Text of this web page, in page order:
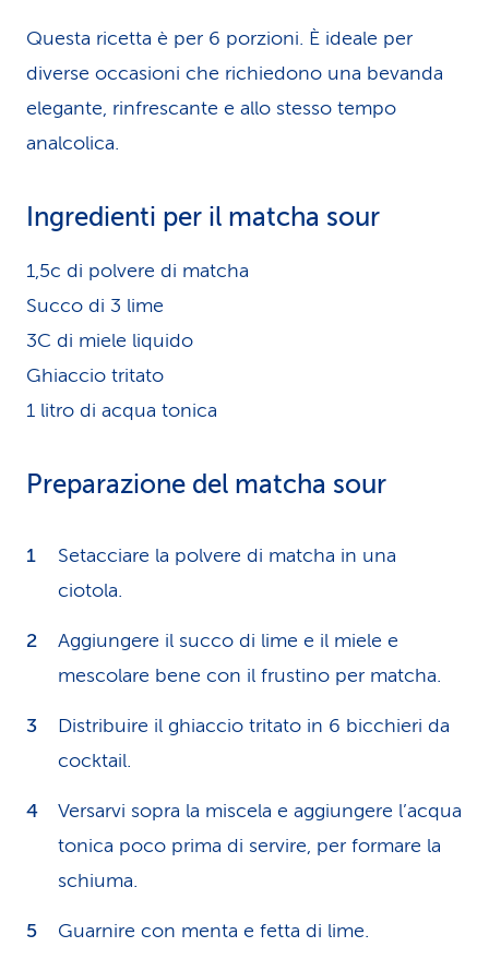
Questa ricetta è per 6 porzioni. È ideale per
diverse occasioni che richiedono una bevanda
elegante, rinfrescante e allo stesso tempo
analcolica.
Ingredienti per il matcha sour
1,5c di polvere di matcha
Succo di 3 lime
3C di miele liquido
Ghiaccio tritato
1 litro di acqua tonica
Preparazione del matcha sour
Setacciare la polvere di matcha in una
ciotola.
Aggiungere il succo di lime e il miele e
mescolare bene con il frustino per matcha.
Distribuire il ghiaccio tritato in 6 bicchieri da
cocktail.
Versarvi sopra la miscela e aggiungere l’acqua
tonica poco prima di servire, per formare la
schiuma.
Guarnire con menta e fetta di lime.